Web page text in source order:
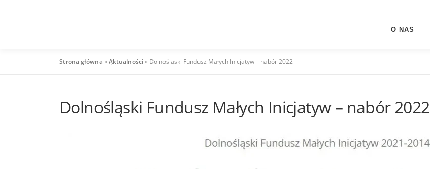
O NAS
Strona główna »Aktualności» Dolnośląski Fundusz Małych Inicjatyw – nabór 2022
Dolnośląski Fundusz Małych Inicjatyw – nabór 2022